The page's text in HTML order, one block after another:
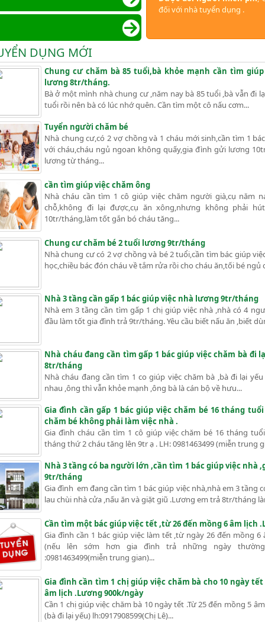
đối với nhà tuyển dụng .
DỤNG MỚI
Chung cư chăm bà 85 tuổi,bà khỏe mạnh cần tìm
lương 8tr/tháng.
Bà ở một mình nhà chung cư ,năm nay bà 85 tuổi ,bà vẫn đi
tuổi rồi nên bà có lúc nhớ quên. Cần tìm một cô nấu cơm...
Tuyển người chăm bé
Nhà chung cư,có 2 vợ chồng và 1 cháu mới sinh,cần tìm 1
với cháu,cháu ngủ ngoan không quấy,gia đình gửi lương
lương từ tháng...
cần tìm giúp việc chăm ông
Nhà cháu cần tìm 1 cô giúp việc chăm người già,cụ năm
chỗ,không đi lại được,cụ ăn xông,nhưng không phải
10tr/tháng,làm tốt gắn bó cháu tăng...
Chung cư chăm bé 2 tuổi lương 9tr/tháng
Nhà chung cư có 2 vợ chồng và bé 2 tuổi,cần tìm bác giúp
học,chiều bác đón cháu về tắm rửa rồi cho cháu ăn,tối bé ngủ
Nhà 3 tầng cần gấp 1 bác giúp việc nhà lương 9tr/tháng
Nhà em 3 tầng cần tìm gấp 1 chị giúp việc nhà ,nhà có 4
đầu làm tốt gia đình trả 9tr/tháng. Yêu cầu biết nấu ăn ,biết
Nhà cháu đang cần tìm gấp 1 bác giúp việc chăm bà đi
8tr/tháng
Nhà cháu đang cần tìm 1 co giúp việc chăm bà ,bà đi lại
nhau ,ông thì vẫn khỏe mạnh ,ông bà là cán bộ về hưu...
Gia đình cần gấp 1 bác giúp việc chăm bé 16 tháng
chăm bé không phải làm việc nhà .
Gia đình cháu cần tìm 1 cô giúp việc chăm bé 16 tháng
tháng thứ 2 cháu tăng lên 9tr ạ . LH: 0981463499 (miễn trung
Nhà 3 tầng có ba người lớn ,cần tìm 1 bác giúp việc nhà
9tr/tháng
Gia đình em đang cần tìm 1 bác giúp việc nhà,nhà em 3 tầng
lau chùi nhà cửa ,nấu ăn và giặt giũ .Lương em trả 8tr/tháng
Cần tìm một bác giúp việc tết ,từ 26 đến mồng 6 âm lịch
Gia đình cần 1 bác giúp việc làm tết ,từ ngày 26 đến mồng
(nếu lên sớm hơn gia đình trả những ngày
:0981463499(miễn trung gian)...
Gia đình cần tìm 1 chị giúp việc chăm bà cho 10 ngày
âm lịch .Lương 900k/ngày
Cần 1 chị giúp việc chăm bà 10 ngày tết .Từ 25 đến mồng 5
(bà đi lại yếu) lh:0917908599(Chị Lê)...